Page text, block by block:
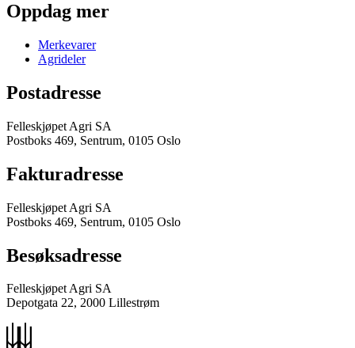
Oppdag mer
Merkevarer
Agrideler
Postadresse
Felleskjøpet Agri SA
Postboks 469, Sentrum, 0105 Oslo
Fakturadresse
Felleskjøpet Agri SA
Postboks 469, Sentrum, 0105 Oslo
Besøksadresse
Felleskjøpet Agri SA
Depotgata 22, 2000 Lillestrøm